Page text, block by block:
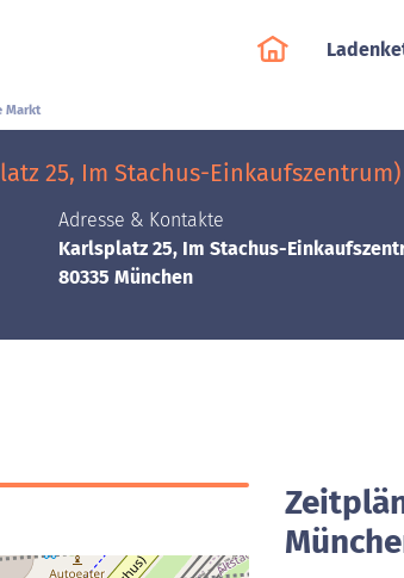
Markt
25, Im Stachus-Einkaufszentrum)
Adresse & Kontakte
Karlsplatz 25, Im Stachus-
80335 München